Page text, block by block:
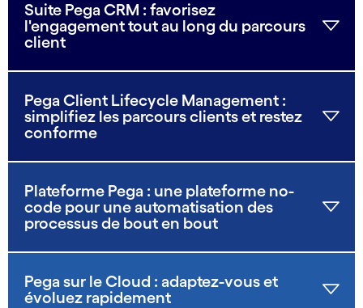
Suite Pega CRM : favorisez
l'engagement tout au long du parcours
client
Pega Client Lifecycle Management :
simplifiez les parcours clients et restez
conforme
Plateforme Pega : une plateforme no-
code pour une automatisation des
processus de bout en bout
Pega sur le Cloud : adaptez-vous et
évoluez rapidement